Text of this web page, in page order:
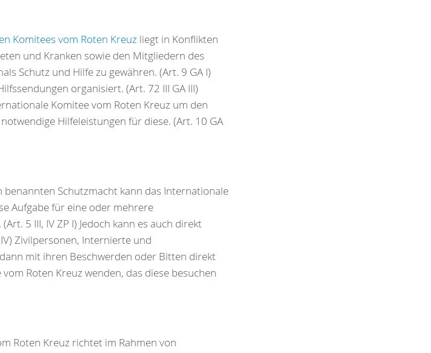
Komitees vom Roten Kreuz liegt in Konflikten
und Kranken sowie den Mitgliedern des
Schutz und Hilfe zu gewähren. (Art. 9 GA I)
organisiert. (Art. 72 III GA III)
Komitee vom Roten Kreuz um den
Hilfeleistungen für diese. (Art. 10 GA
benannten Schutzmacht kann das Internationale
Aufgabe für eine oder mehrere
5 III, IV ZP I) Jedoch kann es auch direkt
Zivilpersonen, Internierte und
mit ihren Beschwerden oder Bitten direkt
Roten Kreuz wenden, das diese besuchen
Roten Kreuz richtet im Rahmen von